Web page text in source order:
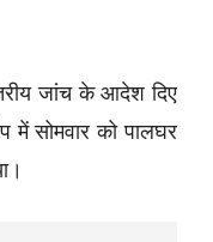
जांच के आदेश दिए
में सोमवार को पालघर